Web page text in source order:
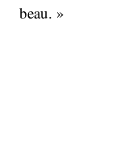
beau. »